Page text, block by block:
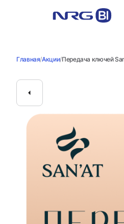
Главная/Акции/Передача ключей